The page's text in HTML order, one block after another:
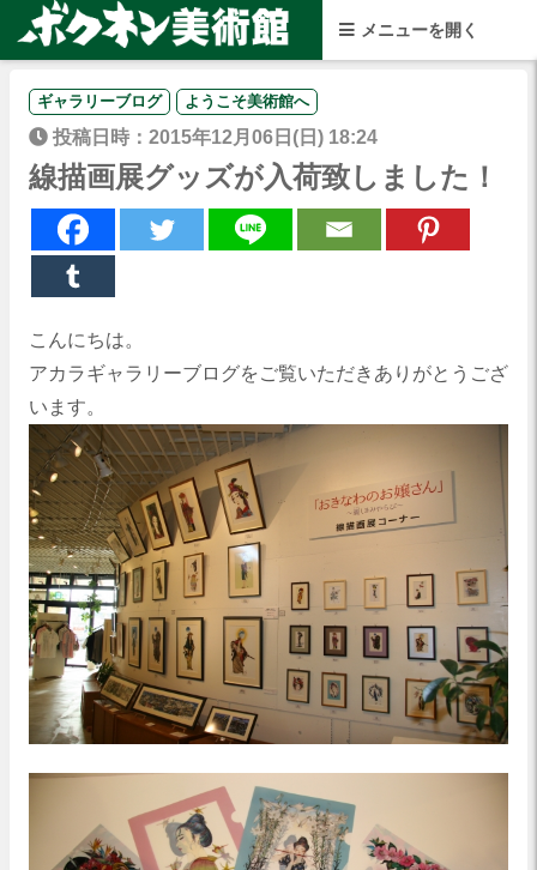
ギャラリーブログ ようこそ美術館へ
投稿日時：2015年12月06日(日) 18:24
線描画展グッズが入荷致しました！
こんにちは。
アカラギャラリーブログをご覧いただきありがとうござ
います。